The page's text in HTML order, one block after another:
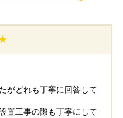
と見る
がどれも丁寧に回答して
置工事の際も丁寧にして